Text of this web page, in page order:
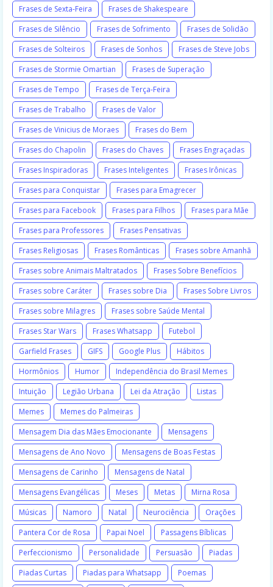
Frases de Sexta-Feira
Frases de Shakespeare
Frases de Silêncio
Frases de Sofrimento
Frases de Solidão
Frases de Solteiros
Frases de Sonhos
Frases de Steve Jobs
Frases de Stormie Omartian
Frases de Superação
Frases de Tempo
Frases de Terça-Feira
Frases de Trabalho
Frases de Valor
Frases de Vinicius de Moraes
Frases do Bem
Frases do Chapolin
Frases do Chaves
Frases Engraçadas
Frases Inspiradoras
Frases Inteligentes
Frases Irônicas
Frases para Conquistar
Frases para Emagrecer
Frases para Facebook
Frases para Filhos
Frases para Mãe
Frases para Professores
Frases Pensativas
Frases Religiosas
Frases Românticas
Frases sobre Amanhã
Frases sobre Animais Maltratados
Frases Sobre Benefícios
Frases sobre Caráter
Frases sobre Dia
Frases Sobre Livros
Frases sobre Milagres
Frases sobre Saúde Mental
Frases Star Wars
Frases Whatsapp
Futebol
Garfield Frases
GIFS Google Plus
Hábitos
Hormônios
Humor
Independência do Brasil Memes
Intuição
Legião Urbana Lei da Atração
Listas
Memes
Memes do Palmeiras
Mensagem Dia das Mães Emocionante
Mensagens
Mensagens de Ano Novo
Mensagens de Boas Festas
Mensagens de Carinho
Mensagens de Natal
Mensagens Evangélicas
Meses Metas
Mirna Rosa
Músicas
Namoro Natal Neurociência
Orações
Pantera Cor de Rosa
Papai Noel
Passagens Bíblicas
Perfeccionismo
Personalidade Persuasão
Piadas
Piadas Curtas
Piadas para Whatsapp
Poemas